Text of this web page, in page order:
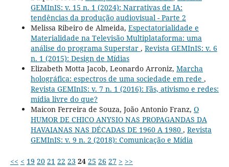
GEMInIS: v. 15 n. 1 (2024): Narrativas de IA:
tendências da produção audiovisual - Parte 2
Melissa Ribeiro de Almeida, Espectatorialidade e
Materialidade na Televisão Multiplataforma: uma
análise do programa Superstar , Revista GEMInIS: v. 6
n. 1 (2015): Design de Mídias
Elizabeth Motta Jacob, Leonardo Arroniz, Marcha
holográfica: espectros de uma sociedade em rede ,
Revista GEMInIS: v. 7 n. 1 (2016): Fãs, ativismo e redes:
mídia livre do que?
Maicon Ferreira de Souza, João Antonio Franz, O
HUMOR DE CHICO ANYSIO NAS PROPAGANDAS DA
HAVAIANAS NAS DÉCADAS DE 1960 A 1980 , Revista
GEMInIS: v. 9 n. 2 (2018): Comunicação e Mídia
<< < 19 20 21 22 23 24 25 26 27 > >>